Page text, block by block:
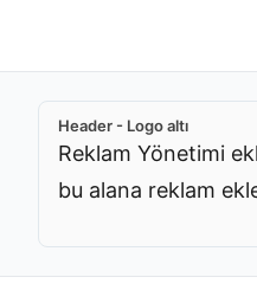
Header - Logo altı
Reklam Yönetimi
bu alana reklam